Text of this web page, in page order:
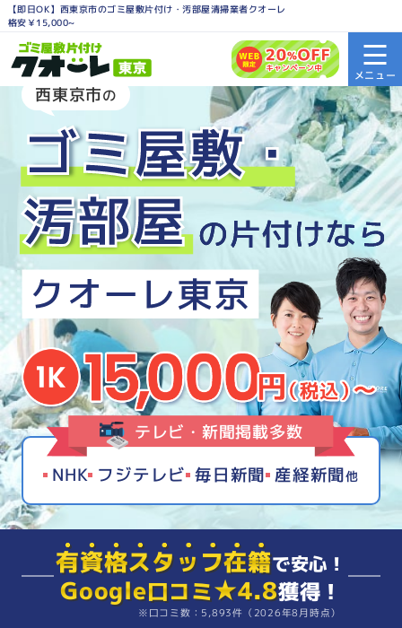
【即日OK】西東京市のゴミ屋敷片付け・汚部屋清掃業者クオーレ
格安￥15,000~
西東京市の
テレビ・新聞掲載多数
NHK フジテレビ 毎日新聞 産経新聞他
有資格スタッフ在籍で安心！
Google口コミ★4.8獲得！
※口コミ数：5,893件（2026年8月時点）